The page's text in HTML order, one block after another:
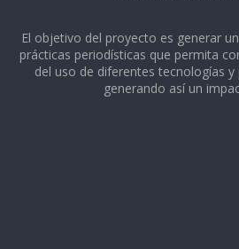
El objetivo del proyecto es generar
prácticas periodísticas que permita
del uso de diferentes tecnologías
generando así un